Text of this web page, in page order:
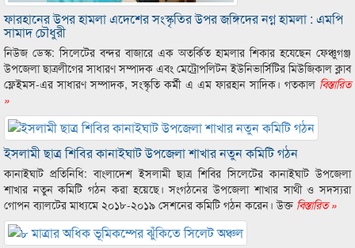
ফারহানের উপর হামলা এদেশের সংস্কৃতির উপর জঙ্গিদের নগ্ন হামলা : এমপি
সামাদ চৌধুরী
নিউজ ডেস্ক: সিলেটের বন্দর বাজারে এক অতর্কিত হামলার শিকার হযেছেন ফেঞ্চুগঞ্জ
উপজেলা ছাত্রলীগের সাধারণ সম্পাদক এবং মেট্রোপলিটন ইউনিভার্সিটির মিউজিকাল ক্লাব
ফ্লেইমস-এর সাধারণ সম্পাদক, সংস্কৃতি কর্মী এ এম ফারহান সাদিক। গতকালবিস্তারিত
»
ইসলামী ছাত্র শিবির কানাইঘাট উপজেলা শাখার নতুন কমিটি গঠন
কানাইঘাট প্রতিনিধি: বাংলাদেশ ইসলামী ছাত্র শিবির সিলেটের কানাইঘাট উপজেলা
শাখার নতুন কমিটি গঠন করা হয়েছে। সংগঠনের উপজেলা শাখার সাথী ও সদস্যরা
গোপন ব্যালটের মাধ্যমে ২০১৮-২০১৯ সেশনের কমিটি গঠন করেন। উক্ত বিস্তারিত »